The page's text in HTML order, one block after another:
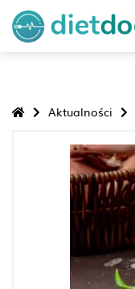
Aktualności